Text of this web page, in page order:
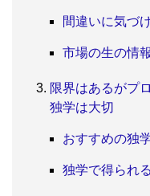
間違いに気づ
市場の生の情
限界はあるがプ
独学は大切
おすすめの独
独学で得られ